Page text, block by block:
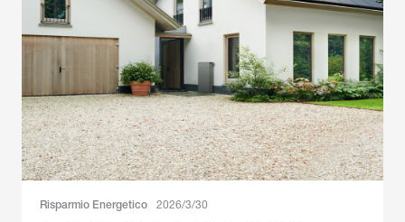
Risparmio Energetico 2026/3/30